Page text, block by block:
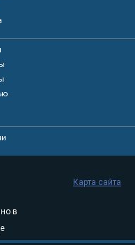
в
Карта сайта